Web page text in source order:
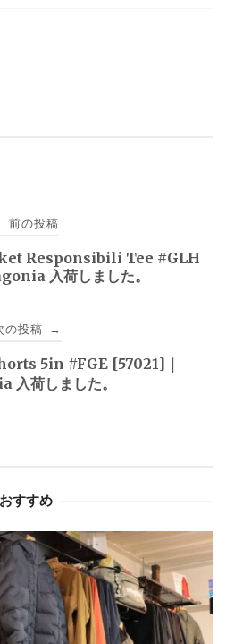
前の投稿
Responsibili Tee #GLH
入荷しました。
の投稿 →
5in #FGE [57021]｜
入荷しました。
おすすめ